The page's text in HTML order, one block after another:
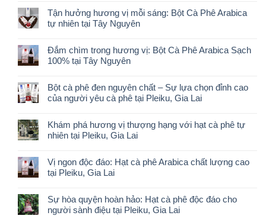
Tận hưởng hương vị mỗi sáng: Bột Cà Phê Arabica
tự nhiên tại Tây Nguyên
Đắm chìm trong hương vị: Bột Cà Phê Arabica Sạch
100% tại Tây Nguyên
Bột cà phê đen nguyên chất – Sự lựa chọn đỉnh cao
của người yêu cà phê tại Pleiku, Gia Lai
Khám phá hương vị thượng hạng với hạt cà phê tự
nhiên tại Pleiku, Gia Lai
Vị ngon độc đáo: Hạt cà phê Arabica chất lượng cao
tại Pleiku, Gia Lai
Sự hòa quyện hoàn hảo: Hạt cà phê độc đáo cho
người sành điệu tại Pleiku, Gia Lai